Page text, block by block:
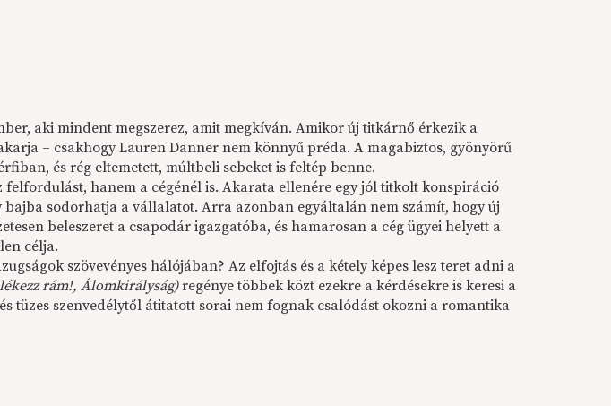
aki mindent megszerez, amit megkíván. Amikor új titkárnő érkezik a
– csakhogy Lauren Danner nem könnyű préda. A magabiztos, gyönyörű
és rég eltemetett, múltbeli sebeket is feltép benne.
hanem a cégénél is. Akarata ellenére egy jól titkolt konspiráció
sodorhatja a vállalatot. Arra azonban egyáltalán nem számít, hogy új
beleszeret a csapodár igazgatóba, és hamarosan a cég ügyei helyett a
célja.
szövevényes hálójában? Az elfojtás és a kétely képes lesz teret adni a
rám!, Álomkirályság)regénye többek közt ezekre a kérdésekre is keresi a
tüzes szenvedélytől átitatott sorai nem fognak csalódást okozni a romantika